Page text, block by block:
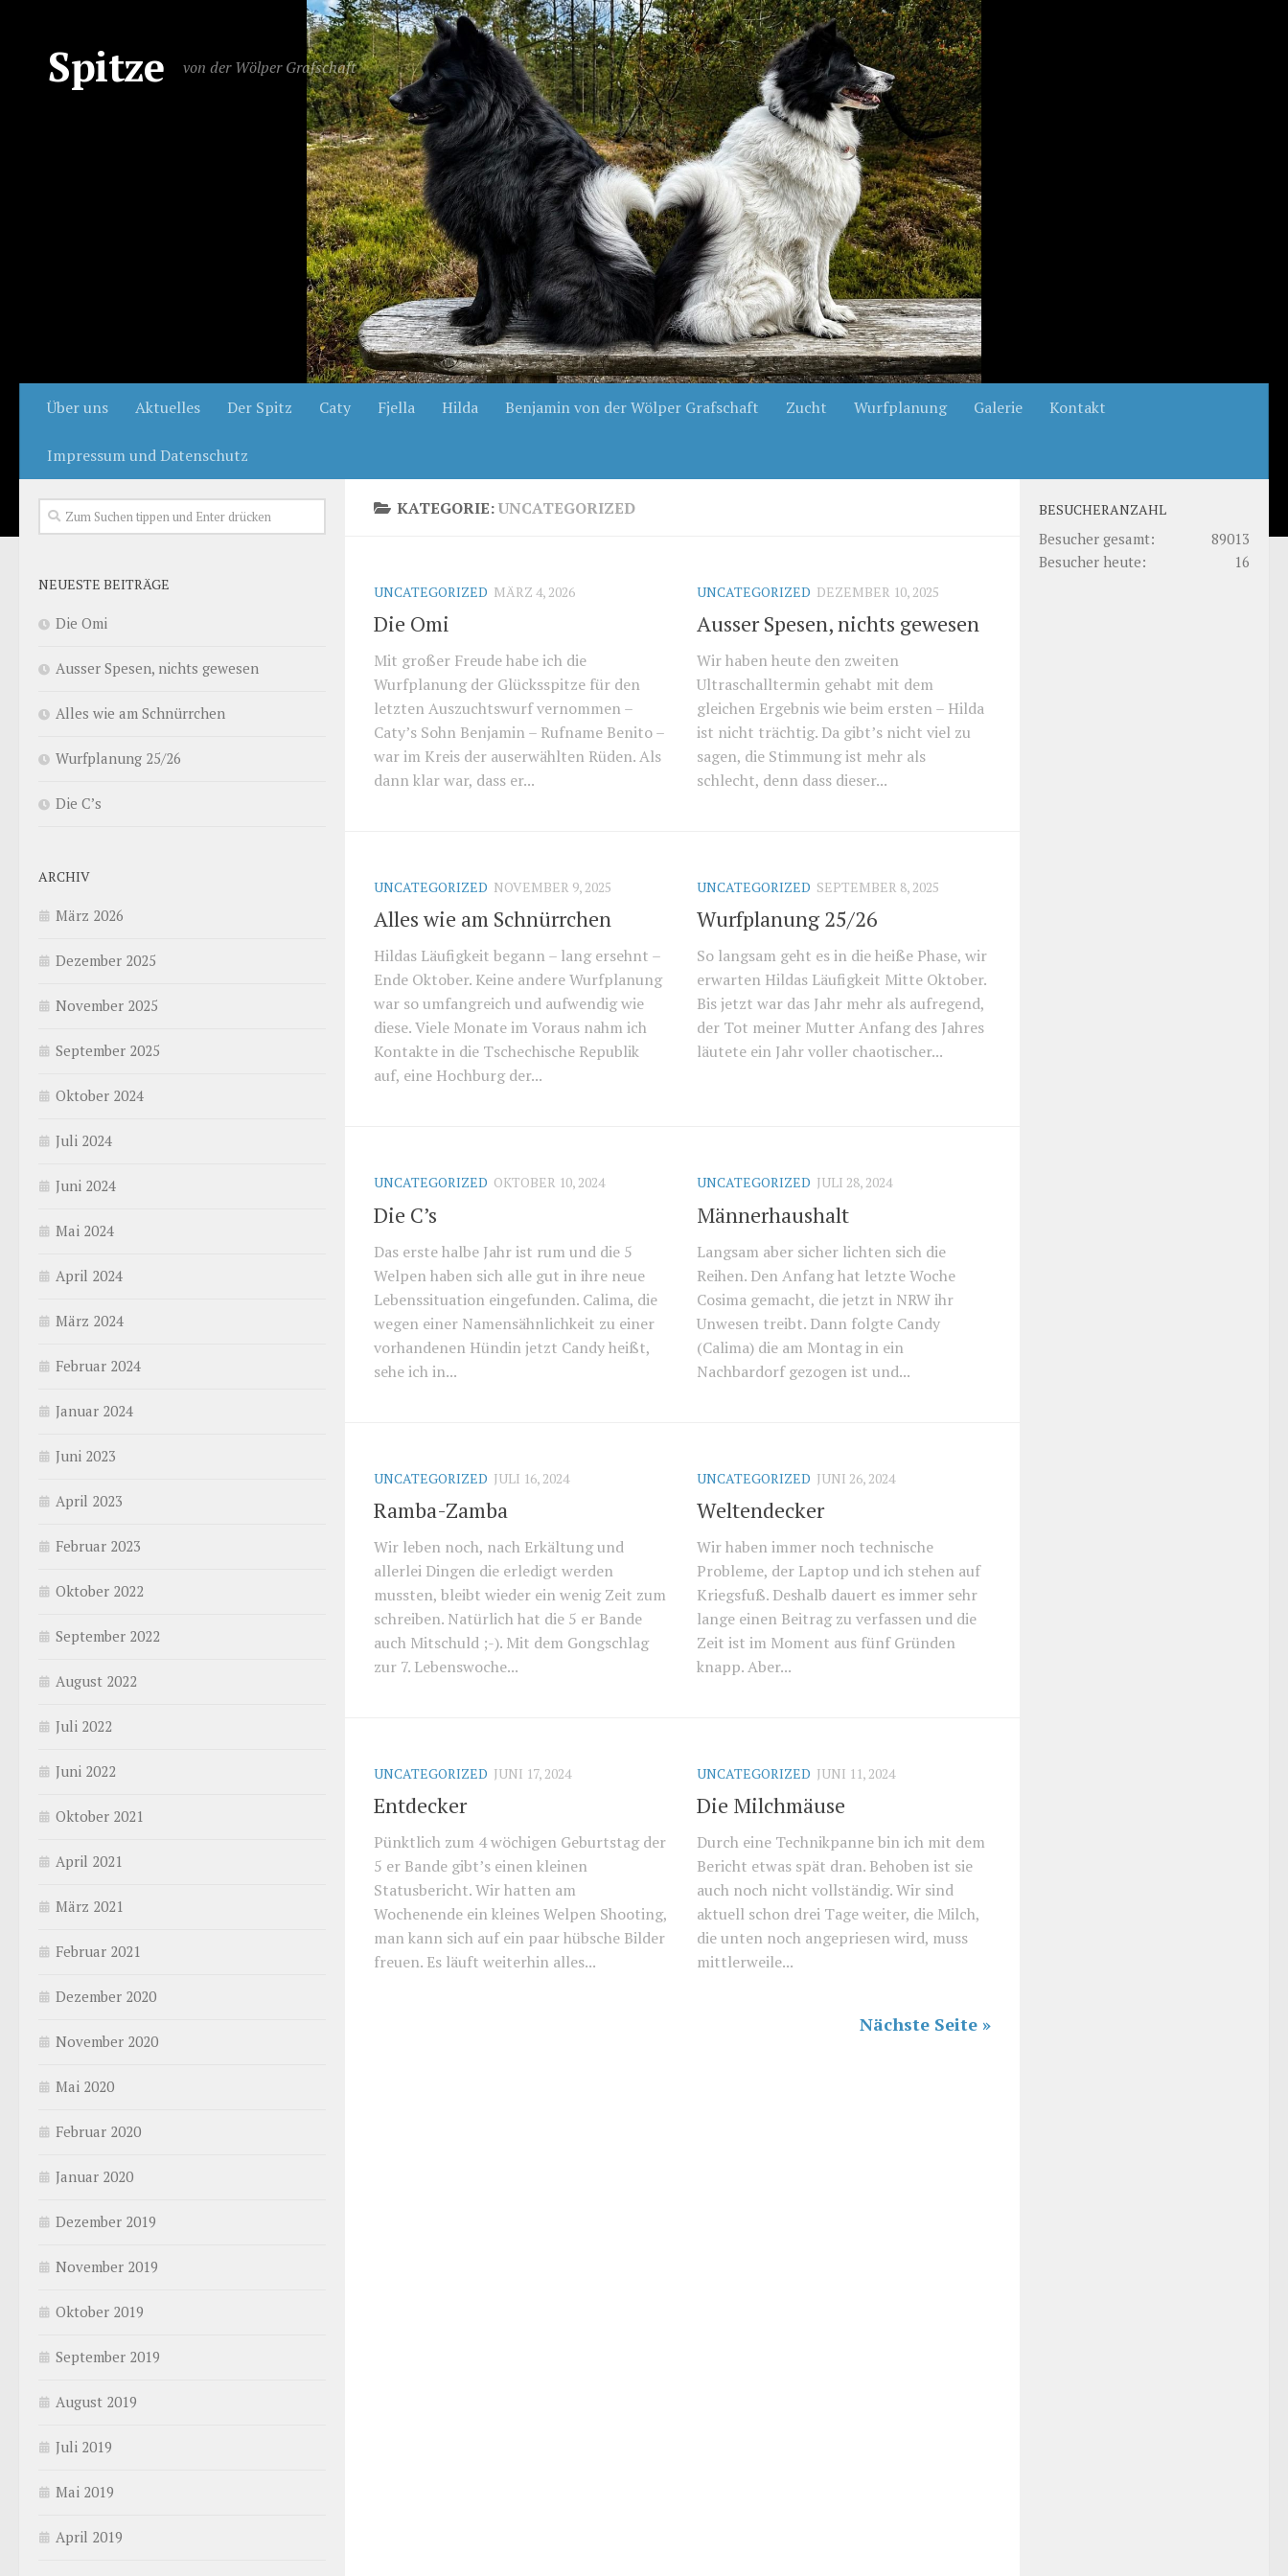
Spitze von der Wölper Grafschaft
Über uns Aktuelles Der Spitz Caty Fjella Hilda Benjamin von der Wölper Grafschaft Zucht Wurfplanung Galerie Kontakt
Impressum und Datenschutz
KATEGORIE:UNCATEGORIZED
UNCATEGORIZED MÄRZ 4, 2026
Die Omi
Mit großer Freude habe ich die
Wurfplanung der Glücksspitze für den
letzten Auszuchtswurf vernommen –
Caty’s Sohn Benjamin – Rufname Benito –
war im Kreis der auserwählten Rüden. Als
dann klar war, dass er...
UNCATEGORIZED DEZEMBER 10, 2025
Ausser Spesen, nichts gewesen
Wir haben heute den zweiten
Ultraschalltermin gehabt mit dem
gleichen Ergebnis wie beim ersten – Hilda
ist nicht trächtig. Da gibt’s nicht viel zu
sagen, die Stimmung ist mehr als
schlecht, denn dass dieser...
UNCATEGORIZED NOVEMBER 9, 2025
Alles wie am Schnürrchen
Hildas Läufigkeit begann – lang ersehnt –
Ende Oktober. Keine andere Wurfplanung
war so umfangreich und aufwendig wie
diese. Viele Monate im Voraus nahm ich
Kontakte in die Tschechische Republik
auf, eine Hochburg der...
UNCATEGORIZED SEPTEMBER 8, 2025
Wurfplanung 25/26
So langsam geht es in die heiße Phase, wir
erwarten Hildas Läufigkeit Mitte Oktober.
Bis jetzt war das Jahr mehr als aufregend,
der Tot meiner Mutter Anfang des Jahres
läutete ein Jahr voller chaotischer...
UNCATEGORIZED OKTOBER 10, 2024
Die C’s
Das erste halbe Jahr ist rum und die 5
Welpen haben sich alle gut in ihre neue
Lebenssituation eingefunden. Calima, die
wegen einer Namensähnlichkeit zu einer
vorhandenen Hündin jetzt Candy heißt,
sehe ich in...
UNCATEGORIZED JULI 28, 2024
Männerhaushalt
Langsam aber sicher lichten sich die
Reihen. Den Anfang hat letzte Woche
Cosima gemacht, die jetzt in NRW ihr
Unwesen treibt. Dann folgte Candy
(Calima) die am Montag in ein
Nachbardorf gezogen ist und...
UNCATEGORIZED JULI 16, 2024
Ramba-Zamba
Wir leben noch, nach Erkältung und
allerlei Dingen die erledigt werden
mussten, bleibt wieder ein wenig Zeit zum
schreiben. Natürlich hat die 5 er Bande
auch Mitschuld ;-). Mit dem Gongschlag
zur 7. Lebenswoche...
UNCATEGORIZED JUNI 26, 2024
Weltendecker
Wir haben immer noch technische
Probleme, der Laptop und ich stehen auf
Kriegsfuß. Deshalb dauert es immer sehr
lange einen Beitrag zu verfassen und die
Zeit ist im Moment aus fünf Gründen
knapp. Aber...
UNCATEGORIZED JUNI 17, 2024
Entdecker
Pünktlich zum 4 wöchigen Geburtstag der
5 er Bande gibt’s einen kleinen
Statusbericht. Wir hatten am
Wochenende ein kleines Welpen Shooting,
man kann sich auf ein paar hübsche Bilder
freuen. Es läuft weiterhin alles...
UNCATEGORIZED JUNI 11, 2024
Die Milchmäuse
Durch eine Technikpanne bin ich mit dem
Bericht etwas spät dran. Behoben ist sie
auch noch nicht vollständig. Wir sind
aktuell schon drei Tage weiter, die Milch,
die unten noch angepriesen wird, muss
mittlerweile...
Nächste Seite »
NEUESTE BEITRÄGE
Die Omi
Ausser Spesen, nichts gewesen
Alles wie am Schnürrchen
Wurfplanung 25/26
Die C’s
ARCHIV
März 2026
Dezember 2025
November 2025
September 2025
Oktober 2024
Juli 2024
Juni 2024
Mai 2024
April 2024
März 2024
Februar 2024
Januar 2024
Juni 2023
April 2023
Februar 2023
Oktober 2022
September 2022
August 2022
Juli 2022
Juni 2022
Oktober 2021
April 2021
März 2021
Februar 2021
Dezember 2020
November 2020
Mai 2020
Februar 2020
Januar 2020
Dezember 2019
November 2019
Oktober 2019
September 2019
August 2019
Juli 2019
Mai 2019
April 2019
BESUCHERANZAHL
89013
Besucher gesamt:
16
Besucher heute: